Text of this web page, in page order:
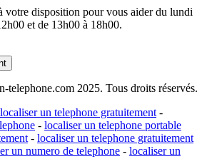
votre disposition pour vous aider du lundi
et de 13h00 à 18h00.
2025. Tous droits réservés.
localiser un telephone gratuitement-
- localiser un telephone portable
- localiser un telephone gratuitement
un numero de telephone - localiser un